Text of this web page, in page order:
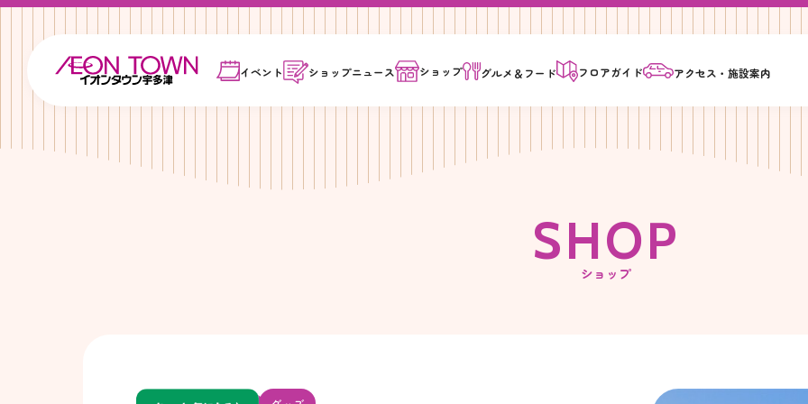
イベント ショップニュース ショップ グルメ＆ フード フロアガイド アクセス・施設案内
SHOP
ショップ